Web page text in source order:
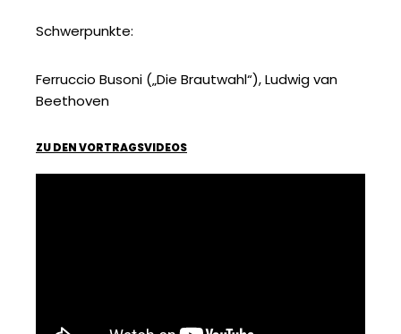
Schwerpunkte:
Ferruccio Busoni („Die Brautwahl“), Ludwig van
Beethoven
ZU DEN VORTRAGSVIDEOS